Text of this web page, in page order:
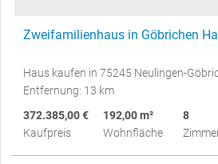
Zweifamilienhaus in Göbrichen
Haus kaufen in 75245 Neulingen-
Entfernung: 13 km
372.385,00 €
Kaufpreis
192,00 m²
Wohnfläche
8